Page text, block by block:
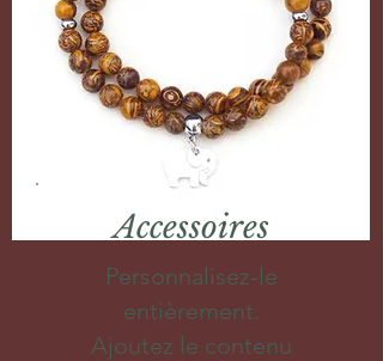
Accessoires
Personnalisez-le
entièrement.
Ajoutez le contenu